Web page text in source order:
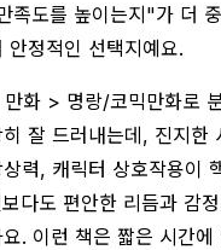
족도를 높이는지"가 더
안정적인 선택지예요.
화 > 명랑/코믹만화로
잘 드러내는데, 진지한
력, 캐릭터 상호작용이
다도 편안한 리듬과 감
. 이런 책은 짧은 시간